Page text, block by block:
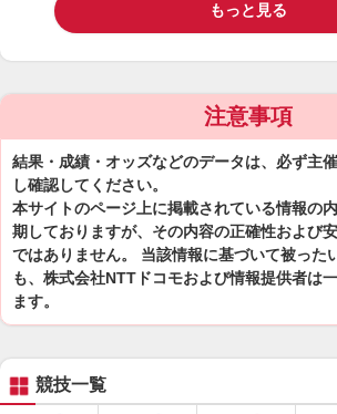
もっと見る
注意事項
結果・成績・オッズなどのデータは、必ず主
し確認してください。
本サイトのページ上に掲載されている情報の
期しておりますが、その内容の正確性および
ではありません。 当該情報に基づいて被った
も、株式会社NTTドコモおよび情報提供者は
ます。
競技一覧